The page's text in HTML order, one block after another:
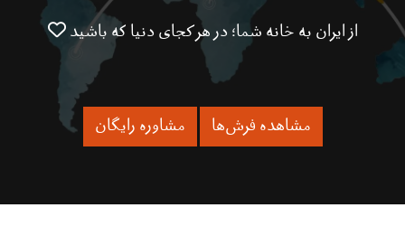
از ایران به خانه شما؛ در هر کجای دنیا که باشید ❤️
مشاهده فرش‌ها مشاوره رایگان